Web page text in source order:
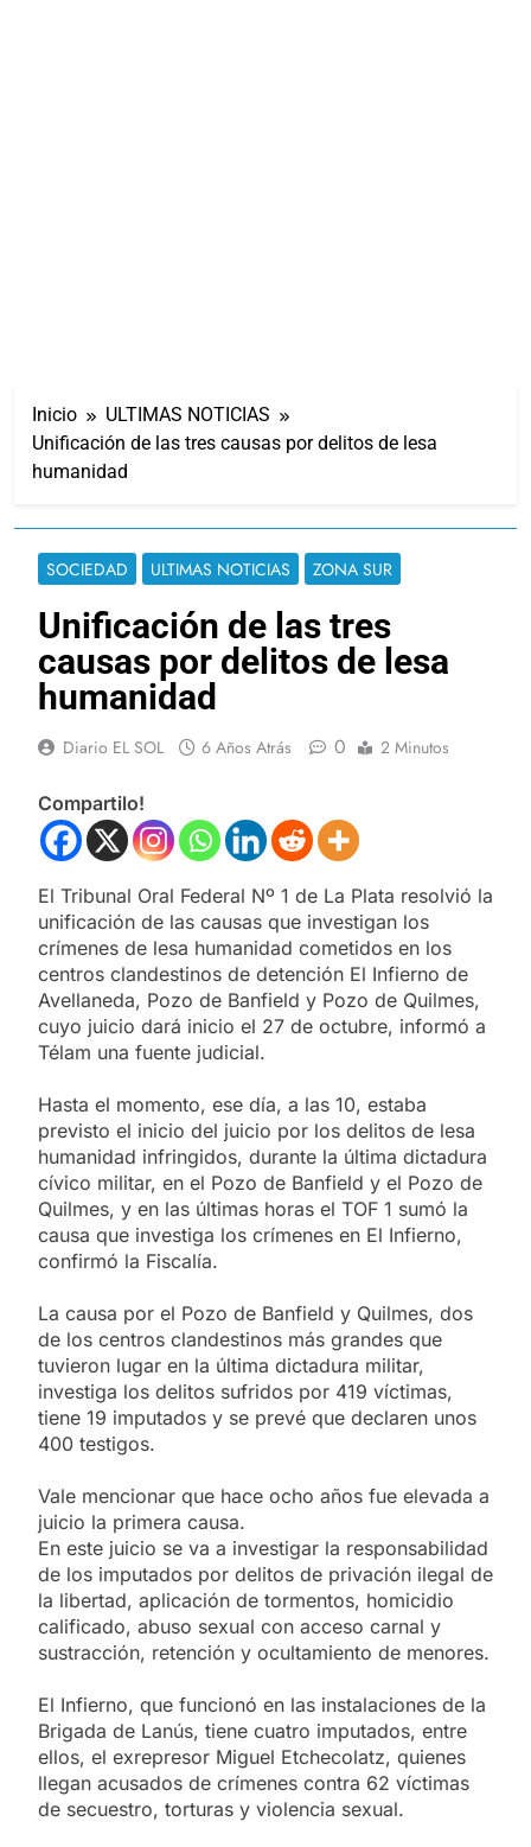
Inicio
ULTIMAS NOTICIAS
Unificación de las tres causas por delitos de lesa
humanidad
SOCIEDAD ULTIMAS NOTICIAS ZONA SUR
Unificación de las tres
causas por delitos de lesa
humanidad
Diario EL SOL 6 Años Atrás 0 2 Minutos
Compartilo!
El Tribunal Oral Federal Nº 1 de La Plata resolvió la
unificación de las causas que investigan los
crímenes de lesa humanidad cometidos en los
centros clandestinos de detención El Infierno de
Avellaneda, Pozo de Banfield y Pozo de Quilmes,
cuyo juicio dará inicio el 27 de octubre, informó a
Télam una fuente judicial.
Hasta el momento, ese día, a las 10, estaba
previsto el inicio del juicio por los delitos de lesa
humanidad infringidos, durante la última dictadura
cívico militar, en el Pozo de Banfield y el Pozo de
Quilmes, y en las últimas horas el TOF 1 sumó la
causa que investiga los crímenes en El Infierno,
confirmó la Fiscalía.
La causa por el Pozo de Banfield y Quilmes, dos
de los centros clandestinos más grandes que
tuvieron lugar en la última dictadura militar,
investiga los delitos sufridos por 419 víctimas,
tiene 19 imputados y se prevé que declaren unos
400 testigos.
Vale mencionar que hace ocho años fue elevada a
juicio la primera causa.
En este juicio se va a investigar la responsabilidad
de los imputados por delitos de privación ilegal de
la libertad, aplicación de tormentos, homicidio
calificado, abuso sexual con acceso carnal y
sustracción, retención y ocultamiento de menores.
El Infierno, que funcionó en las instalaciones de la
Brigada de Lanús, tiene cuatro imputados, entre
ellos, el exrepresor Miguel Etchecolatz, quienes
llegan acusados de crímenes contra 62 víctimas
de secuestro, torturas y violencia sexual.